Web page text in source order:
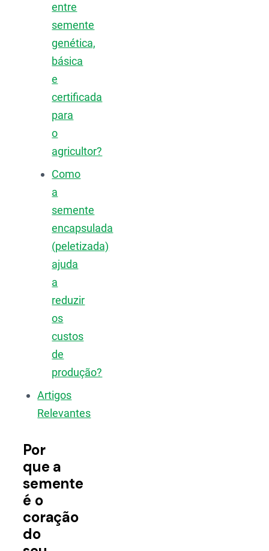
entre
semente
genética,
básica
e
certificada
para
o
agricultor?
Como
a
semente
encapsulada
(peletizada)
ajuda
a
reduzir
os
custos
de
produção?
Artigos
Relevantes
Por
que a
semente
é o
coração
do